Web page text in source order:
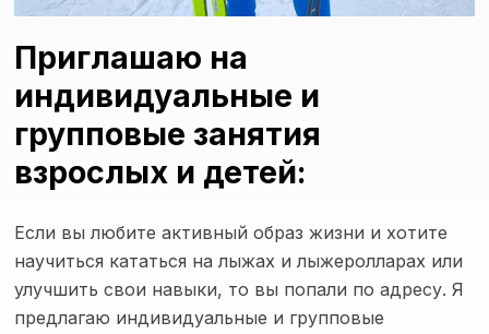
Приглашаю на
индивидуальные и
групповые занятия
взрослых и детей:
Если вы любите активный образ жизни и хотите
научиться кататься на лыжах и лыжеролларах или
улучшить свои навыки, то вы попали по адресу. Я
предлагаю индивидуальные и групповые